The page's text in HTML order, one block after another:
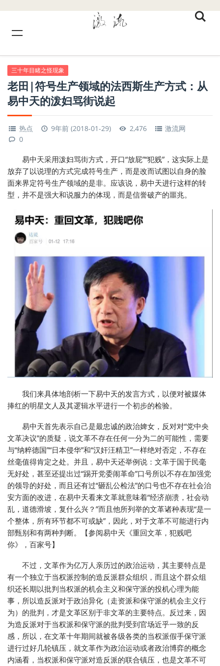
三十年目睹之怪现象
老田|符号生产领域的法西斯生产方式：从
易中天的泼妇骂街说起
热点 9年前 (2018-01-29) 2,476
激流网
0
易中天采用泼妇骂街方式，开口“放屁”“犯贱”，这实际上是
放弃了以说理的方式完成符号生产，而是改而试图以自身的脸
面来界定符号生产领域的是非。应该说，易中天进行这样的转
型，并不是强大和说服力的体现，而是信誉破产的噩兆。
我们来具体地剖析一下易中天的发言方式，以便对被媒体
捧红的明星文人及其逻辑水平进行一个初步的检验。
易中天首先表示自己是最忠诚的政治婢女，反对对“党中央
文革决议”的质疑，说文革不存在任何一分为二的可能性，需要
与“纳粹德国”“日本侵华”和“汉奸汪精卫”一样绝对否定，不存在
丝毫值得肯定之处。并且，易中天还举例说：文革于国于民毫
无好处，甚至还提出过“踢开党委闹革命”口号所以不存在加强党
的领导的好处，而且还有过“砸乱公检法”的口号也不存在社会治
安方面的改进，在易中天看来文革就意味着“经济崩溃，社会动
乱，道德滑坡，复什么兴？”而且他所列举的文革诸种表现“是一
个整体，所有环节都不可或缺”，因此，对于文革不可能进行内
部甄别和有两种判断。【参阅易中天《重回文革，犯贱吧
你》，百家号】
不过，文革作为亿万人亲历过的政治运动，其主要特点是
有一个独立于当权派控制的造反派群众组织，而且这个群众组
织还长期以批判当权派的机会主义和保守派的投机心理为能
事，所以造反派对于政治异化（走资派和保守派的机会主义行
为）的批判，才是文革区别于非文革的主要特点。反过来，因
为造反派对于当权派和保守派的批判受到官场近乎一致的反
感，所以，在文革十年期间就被各级各类的当权派假手保守派
进行过好几轮镇压，就文革作为政治运动或者政治博弈的概念
内涵看，当权派和保守派对造反派的联合镇压，也是文革不可